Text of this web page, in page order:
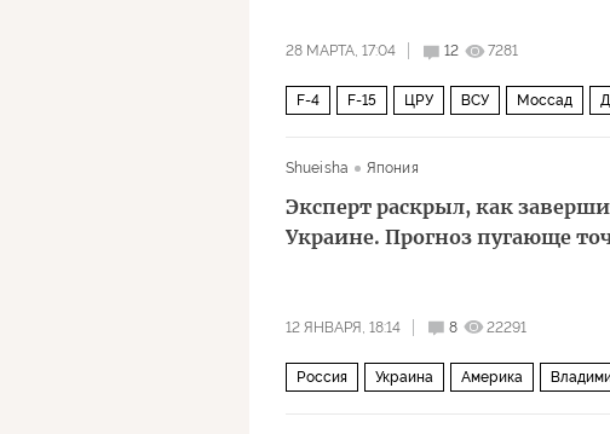
28 МАРТА, 17:04 12 7281
F-4 F-15 ЦРУ ВСУ Моссад
Shueisha
Япония
Эксперт раскрыл, как
Украине. Прогноз пугающе
12 ЯНВАРЯ, 18:14 8 22291
Россия Украина Америка